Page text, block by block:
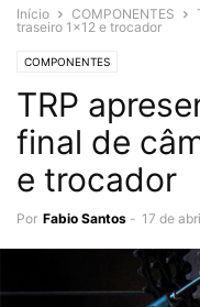
Início COMPONENTES
traseiro 1×12 e trocador
COMPONENTES
TRP
final de
e trocador
Por Fabio Santos - 17 de